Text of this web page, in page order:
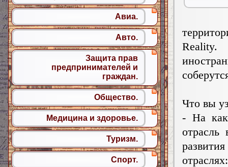
Что вы
- На
отрасль
Авиа.
Авто.
Защита прав
предпринимателей и
граждан.
Общество.
Медицина и здоровье.
Туризм.
Спорт.